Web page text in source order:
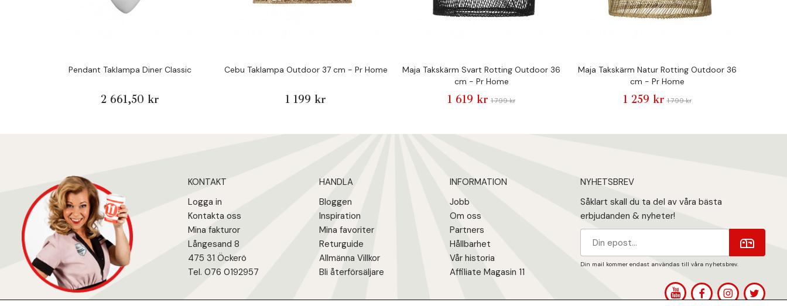
Pendant Taklampa Diner Classic
2 661,50 kr
Cebu Taklampa Outdoor 37 cm - Pr Home
1 199 kr
Maja Takskärm Svart Rotting Outdoor 36
cm - Pr Home
1 619 kr 1 799 kr
Maja Takskärm Natur Rotting Outdoor 36
cm - Pr Home
1 259 kr 1 799 kr
KONTAKT
Logga in
Kontakta oss
Mina fakturor
Långesand 8
475 31 Öckerö
Tel. 076 0192957
HANDLA
Bloggen
Inspiration
Mina favoriter
Returguide
Allmänna Villkor
Bli återförsäljare
INFORMATION
Jobb
Om oss
Partners
Hållbarhet
Vår historia
Affiliate Magasin 11
NYHETSBREV
Såklart skall du ta del av våra bästa
erbjudanden & nyheter!
Din mail kommer endast användas till våra nyhetsbrev.